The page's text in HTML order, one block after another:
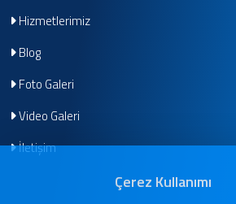
Hizmetlerimiz
Blog
Foto Galeri
Video Galeri
İletişim
Çerez Kullanımı